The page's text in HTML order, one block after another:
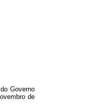
Governo
de